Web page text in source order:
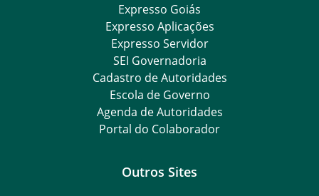
Expresso Goiás
Expresso Aplicações
Expresso Servidor
SEI Governadoria
Cadastro de Autoridades
Escola de Governo
Agenda de Autoridades
Portal do Colaborador
Outros Sites